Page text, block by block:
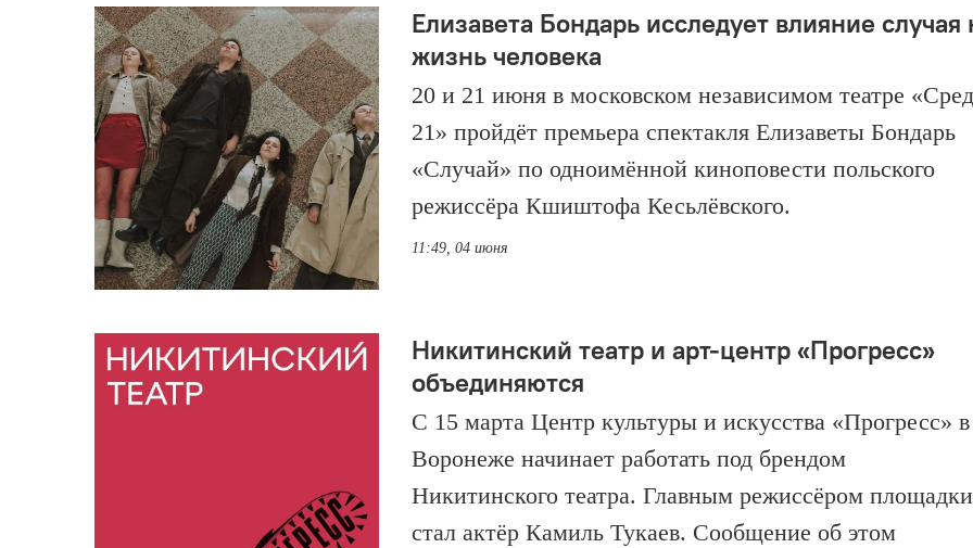
Елизавета Бондарь исследует влияние случая
жизнь человека
20 и 21 июня в московском независимом театре
21» пройдёт премьера спектакля Елизаветы Бондарь
«Случай» по одноимённой киноповести польского
режиссёра Кшиштофа Кесьлёвского.
11:49, 04 июня
Никитинский театр и арт-центр «Прогресс»
объединяются
С 15 марта Центр культуры и искусства «Прогресс» в
Воронеже начинает работать под брендом
Никитинского театра. Главным режиссёром площадки
стал актёр Камиль Тукаев. Сообщение об этом